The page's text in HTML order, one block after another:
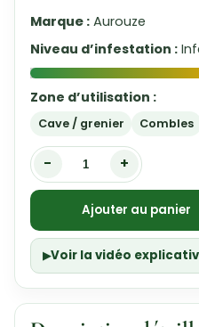
Marque :Aurouze
Niveau d’infestation :
Zone d’utilisation :
Cave / grenier Combles
- +
Ajouter au panier
Voir la vidéo